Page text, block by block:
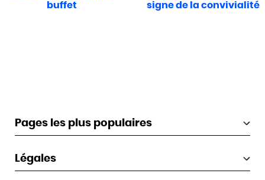
buffet
signe de la convivialité
Pages les plus populaires
Légales